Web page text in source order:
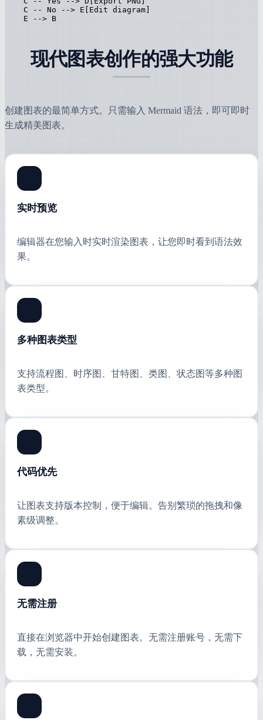
    C -- No --> E[Edit diagram]
    E --> B
现代图表创作的强大功能
创建图表的最简单方式。只需输入 Mermaid 语法，即可即时
生成精美图表。
实时预览
编辑器在您输入时实时渲染图表，让您即时看到语法效
果。
多种图表类型
支持流程图、时序图、甘特图、类图、状态图等多种图
表类型。
代码优先
让图表支持版本控制，便于编辑。告别繁琐的拖拽和像
素级调整。
无需注册
直接在浏览器中开始创建图表。无需注册账号，无需下
载，无需安装。